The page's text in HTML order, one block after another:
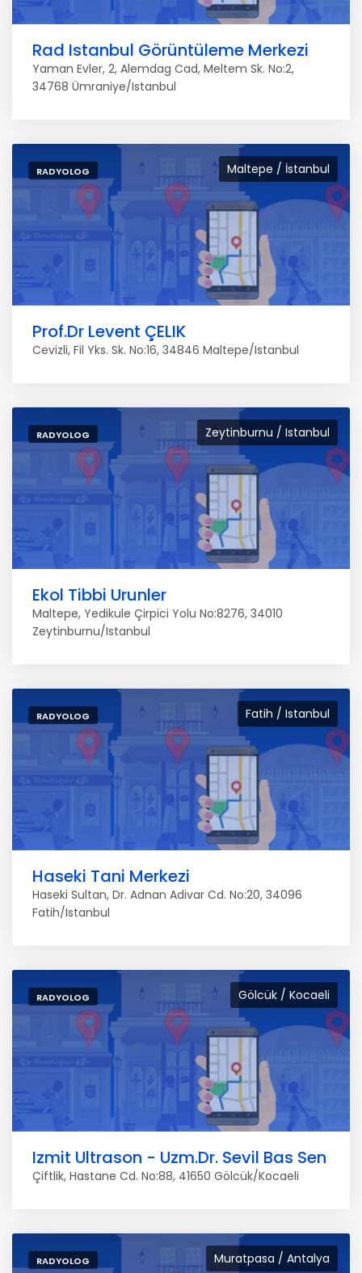
Rad Istanbul Görüntüleme Merkezi
Yaman Evler, 2, Alemdag Cad, Meltem Sk. No:2,
34768 Ümraniye/Istanbul
Maltepe / İstanbul
RADYOLOG
Prof.Dr Levent ÇELIK
Cevizli, Fil Yks. Sk. No:16, 34846 Maltepe/Istanbul
Zeytinburnu / Istanbul
RADYOLOG
Ekol Tibbi Urunler
Maltepe, Yedikule Çirpici Yolu No:8276, 34010
Zeytinburnu/Istanbul
Fatih / Istanbul
RADYOLOG
Haseki Tani Merkezi
Haseki Sultan, Dr. Adnan Adivar Cd. No:20, 34096
Fatih/Istanbul
Gölcük / Kocaeli
RADYOLOG
Izmit Ultrason - Uzm.Dr. Sevil Bas Sen
Çiftlik, Hastane Cd. No:88, 41650 Gölcük/Kocaeli
Muratpasa / Antalya
RADYOLOG